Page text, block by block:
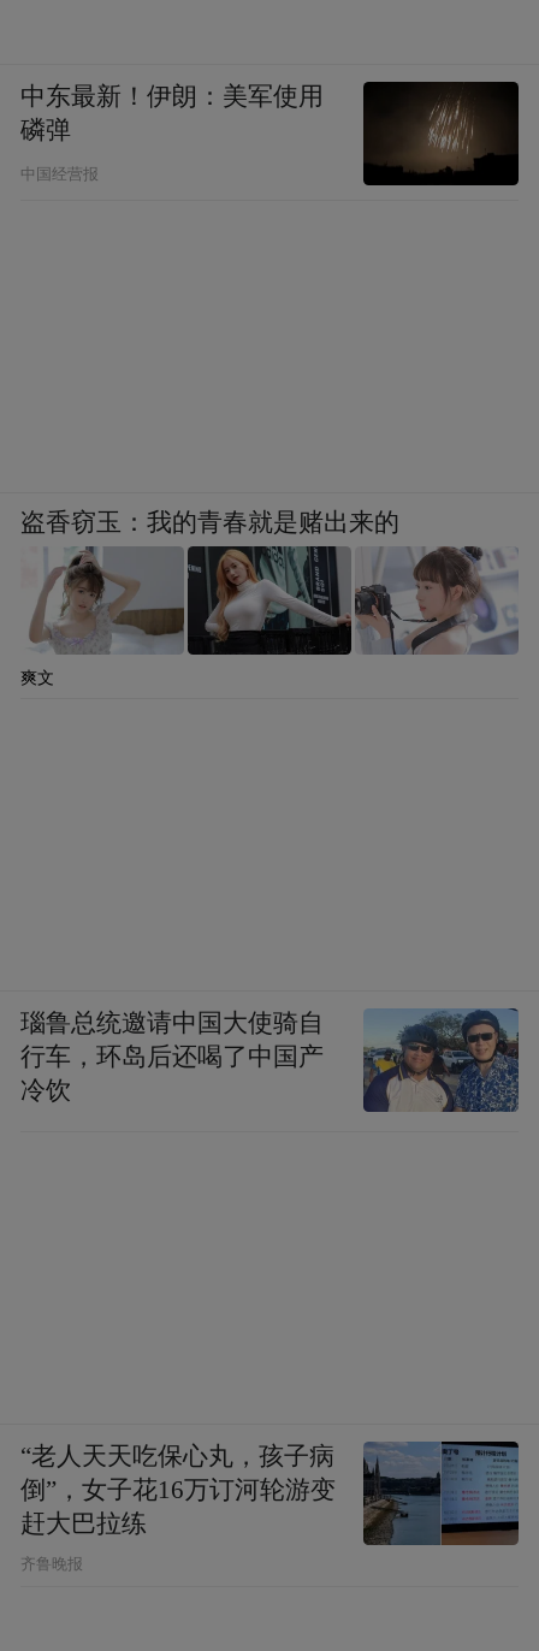
中东最新！伊朗：美军使用
磷弹
中国经营报
盗香窃玉：我的青春就是赌出来的
爽文
瑙鲁总统邀请中国大使骑自
行车，环岛后还喝了中国产
冷饮
“老人天天吃保心丸，孩子病
倒”，女子花16万订河轮游变
赶大巴拉练
齐鲁晚报